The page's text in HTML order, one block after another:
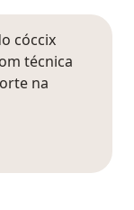
cóccix
técnica
na